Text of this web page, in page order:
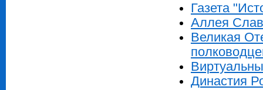
Газета
Аллея
Великая
Династия